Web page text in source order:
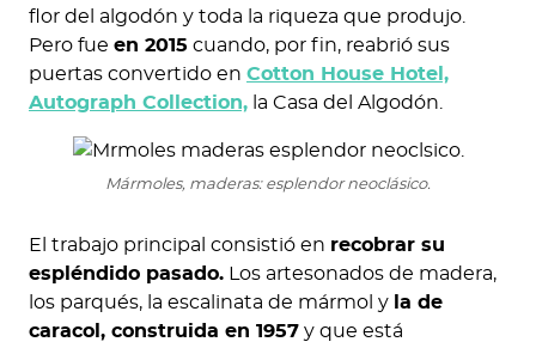
flor del algodón y toda la riqueza que produjo.
Pero fue en 2015 cuando, por fin, reabrió sus
puertas convertido en Cotton House Hotel,
Autograph Collection, la Casa del Algodón.
Mármoles, maderas: esplendor neoclásico.
El trabajo principal consistió en recobrar su
espléndido pasado. Los artesonados de madera,
los parqués, la escalinata de mármol y la de
caracol, construida en 1957 y que está